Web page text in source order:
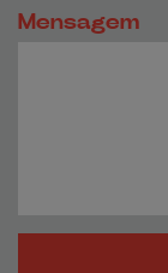
Mensagem